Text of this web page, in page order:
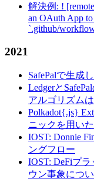
解決例: !
an OAuth App
`.github/
2021
SafePalで生成
Ledgerと
アルゴリズム
Polkadot{.js}
ニックを用い
IOST: Donnie
ングフロー
IOST: DeFiプ
ウン事象につ